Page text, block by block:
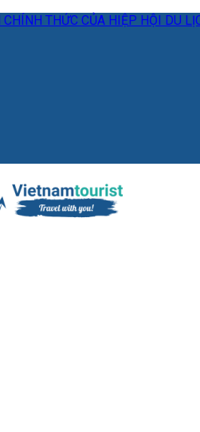
THỨC CỦA HIỆP HỘI DU